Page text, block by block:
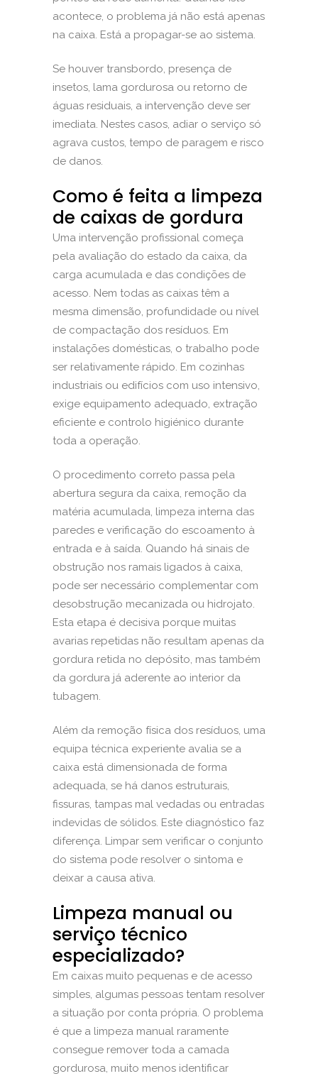
acontece, o problema já não está apenas
na caixa. Está a propagar-se ao sistema.
Se houver transbordo, presença de
insetos, lama gordurosa ou retorno de
águas residuais, a intervenção deve ser
imediata. Nestes casos, adiar o serviço só
agrava custos, tempo de paragem e risco
de danos.
Como é feita a limpeza
de caixas de gordura
Uma intervenção profissional começa
pela avaliação do estado da caixa, da
carga acumulada e das condições de
acesso. Nem todas as caixas têm a
mesma dimensão, profundidade ou nível
de compactação dos resíduos. Em
instalações domésticas, o trabalho pode
ser relativamente rápido. Em cozinhas
industriais ou edifícios com uso intensivo,
exige equipamento adequado, extração
eficiente e controlo higiénico durante
toda a operação.
O procedimento correto passa pela
abertura segura da caixa, remoção da
matéria acumulada, limpeza interna das
paredes e verificação do escoamento à
entrada e à saída. Quando há sinais de
obstrução nos ramais ligados à caixa,
pode ser necessário complementar com
desobstrução mecanizada ou hidrojato.
Esta etapa é decisiva porque muitas
avarias repetidas não resultam apenas da
gordura retida no depósito, mas também
da gordura já aderente ao interior da
tubagem.
Além da remoção física dos resíduos, uma
equipa técnica experiente avalia se a
caixa está dimensionada de forma
adequada, se há danos estruturais,
fissuras, tampas mal vedadas ou entradas
indevidas de sólidos. Este diagnóstico faz
diferença. Limpar sem verificar o conjunto
do sistema pode resolver o sintoma e
deixar a causa ativa.
Limpeza manual ou
serviço técnico
especializado?
Em caixas muito pequenas e de acesso
simples, algumas pessoas tentam resolver
a situação por conta própria. O problema
é que a limpeza manual raramente
consegue remover toda a camada
gordurosa, muito menos identificar